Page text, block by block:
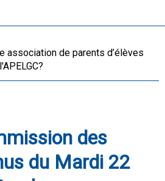
association de parents d’élèves
des
du Mardi 22